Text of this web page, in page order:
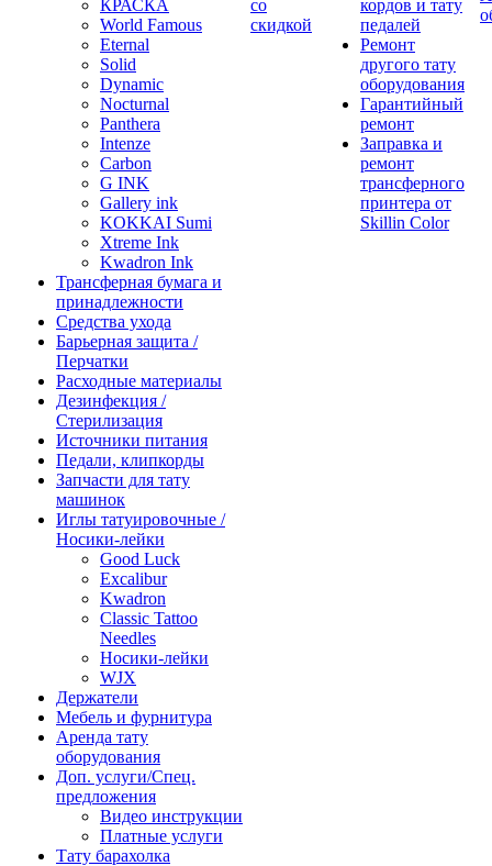
КРАСКА
World Famous
Eternal
Solid
Dynamic
Nocturnal
Panthera
Intenze
Carbon
G INK
Gallery ink
KOKKAI Sumi
Xtreme Ink
Kwadron Ink
Трансферная бумага и
принадлежности
Средства ухода
Барьерная защита /
Перчатки
Расходные материалы
Дезинфекция /
Стерилизация
Источники питания
Педали, клипкорды
Запчасти для тату
машинок
Иглы татуировочные /
Носики-лейки
Good Luck
Excalibur
Kwadron
Classic Tattoo
Needles
Носики-лейки
WJX
Держатели
Мебель и фурнитура
Аренда тату
оборудования
Доп. услуги/Спец.
предложения
Видео инструкции
Платные услуги
Тату барахолка
со
скидкой
кордов и тату
педалей
Ремонт
другого тату
оборудования
Гарантийный
ремонт
Заправка и
ремонт
трансферного
принтера от
Skillin Color